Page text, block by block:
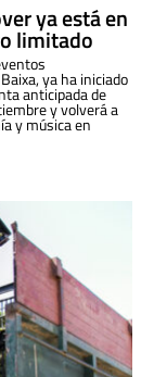
ya está en
limitado
ya ha iniciado
anticipada de
y volverá a
y música en